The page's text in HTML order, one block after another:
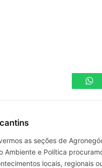
as seções de
Ambiente e Política
locais, regionais